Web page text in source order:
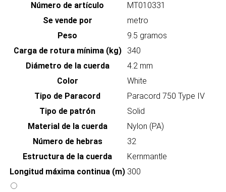
Número de artículo
MT010331
Se vende por
metro
Peso
9.5 gramos
Carga de rotura mínima (kg)
340
Diámetro de la cuerda
4.2 mm
Color
White
Tipo de Paracord
Paracord 750 Type IV
Tipo de patrón
Solid
Material de la cuerda
Nylon (PA)
Número de hebras
32
Estructura de la cuerda
Kernmantle
Longitud máxima continua (m) 300